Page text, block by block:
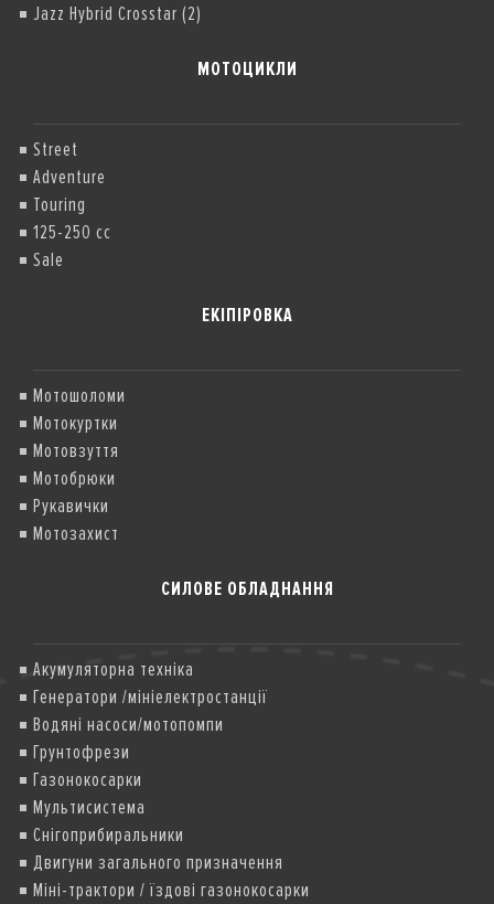
Jazz Hybrid Crosstar (2)
МОТОЦИКЛИ
Street
Adventure
Touring
125-250 cc
Sale
ЕКІПІРОВКА
Мотошоломи
Мотокуртки
Мотовзуття
Мотобрюки
Рукавички
Мотозахист
СИЛОВЕ ОБЛАДНАННЯ
Акумуляторна техніка
Генератори /мініелектростанції
Водяні насоси/мотопомпи
Грунтофрези
Газонокосарки
Мультисистема
Снігоприбиральники
Двигуни загального призначення
Міні-трактори / їздові газонокосарки